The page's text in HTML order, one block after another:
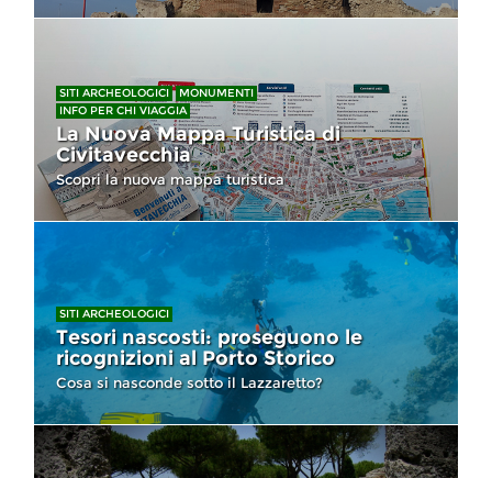
SITI ARCHEOLOGICI
MONUMENTI
INFO PER CHI VIAGGIA
La Nuova Mappa Turistica di
Civitavecchia
Scopri la nuova mappa turistica
SITI ARCHEOLOGICI
Tesori nascosti: proseguono le
ricognizioni al Porto Storico
Cosa si nasconde sotto il Lazzaretto?